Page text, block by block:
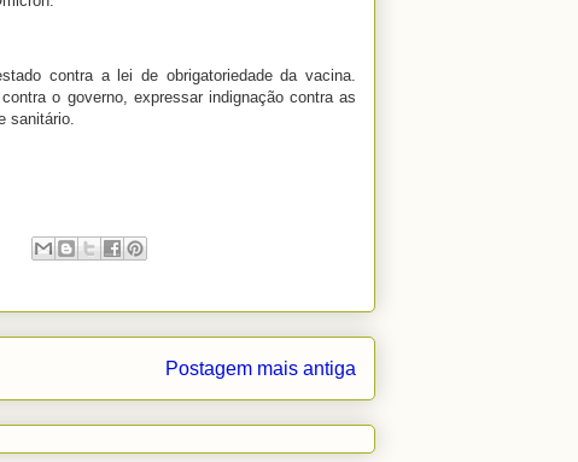
contra a lei de obrigatoriedade da vacina.
o governo, expressar indignação contra as
sanitário.
Postagem mais antiga